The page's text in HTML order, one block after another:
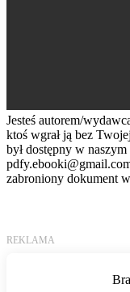
Jesteś autorem/
ktoś wgrał ją bez
był dostępny w
zabroniony dokument